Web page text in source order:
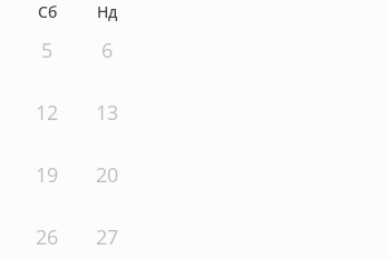
Сб Нд
5 6
12 13
19 20
26 27